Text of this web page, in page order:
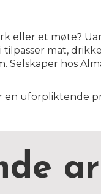
eller et møte?
tilpasser mat,
Selskaper hos
en uforpliktende